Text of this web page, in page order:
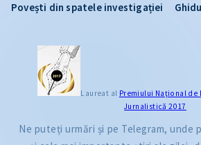
Povești din spatele investigației
Laureat al Premiului Naţional de
Jurnalistică 2017
Ne puteți urmări și pe Telegram, unde